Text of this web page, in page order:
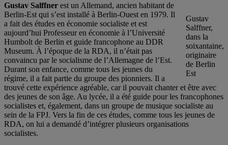
Gustav
Salffner,
dans la
soixantaine,
originaire
de Berlin
Est
Gustav Salffner est un Allemand, ancien habitant de
Berlin-Est qui s’est installé à Berlin-Ouest en 1979. Il
a fait des études en économie socialiste et est
aujourd’hui Professeur en économie à l’Université
Humbolt de Berlin et guide francophone au DDR
Museum. À l’époque de la RDA, il n’était pas
convaincu par le socialisme de l’Allemagne de l’Est.
Durant son enfance, comme tous les jeunes du
régime, il a fait partie du groupe des pionniers. Il a
trouvé cette expérience agréable, car il pouvait chanter et être avec
des jeunes de son âge. Au lycée, il a été guide pour les francophones
socialistes et, également, dans un groupe de musique socialiste au
sein de la FPJ. Vers la fin de ces études, comme tous les jeunes de
RDA, on lui a demandé d’intégrer plusieurs organisations
socialistes.